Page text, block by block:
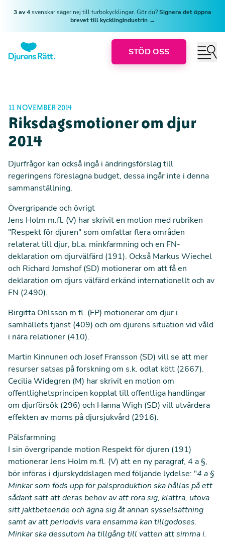
3 av 4svenskar säger nej till turbokycklingar. Gör du?Signera det öppna
brevet till kycklingindustrin →
STÖD OSS
11 NOVEMBER 2014
Riksdagsmotioner om djur
2014
Djurfrågor kan också ingå i ändringsförslag till
regeringens föreslagna budget, dessa ingår inte i denna
sammanställning.
Övergripande och övrigt
Jens Holm m.fl. (V) har skrivit en motion med rubriken
"Respekt för djuren" som omfattar flera områden
relaterat till djur, bl.a. minkfarmning och en FN-
deklaration om djurvälfärd (191). Också Markus Wiechel
och Richard Jomshof (SD) motionerar om att få en
deklaration om djurs välfärd erkänd internationellt och av
FN (2490).
Birgitta Ohlsson m.fl. (FP) motionerar om djur i
samhällets tjänst (409) och om djurens situation vid våld
i nära relationer (410).
Martin Kinnunen och Josef Fransson (SD) vill se att mer
resurser satsas på forskning om s.k. odlat kött (2667).
Cecilia Widegren (M) har skrivit en motion om
offentlighetsprincipen kopplat till offentliga handlingar
om djurförsök (296) och Hanna Wigh (SD) vill utvärdera
effekten av moms på djursjukvård (2916).
Pälsfarmning
I sin övergripande motion Respekt för djuren (191)
motionerar Jens Holm m.fl. (V) att en ny paragraf, 4 a §,
bör införas i djurskyddslagen med följande lydelse: "4 a §
Minkar som föds upp för pälsproduktion ska hållas på ett
sådant sätt att deras behov av att röra sig, klättra, utöva
sitt jaktbeteende och ägna sig åt annan sysselsättning
samt av att periodvis vara ensamma kan tillgodoses.
Minkar ska dessutom ha tillgång till vatten att simma i.